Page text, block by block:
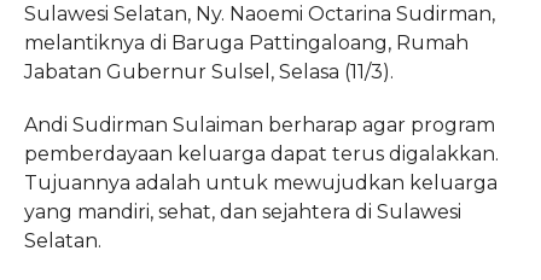
Sulawesi Selatan, Ny. Naoemi Octarina Sudirman,
melantiknya di Baruga Pattingaloang, Rumah
Jabatan Gubernur Sulsel, Selasa (11/3).
Andi Sudirman Sulaiman berharap agar program
pemberdayaan keluarga dapat terus digalakkan.
Tujuannya adalah untuk mewujudkan keluarga
yang mandiri, sehat, dan sejahtera di Sulawesi
Selatan.